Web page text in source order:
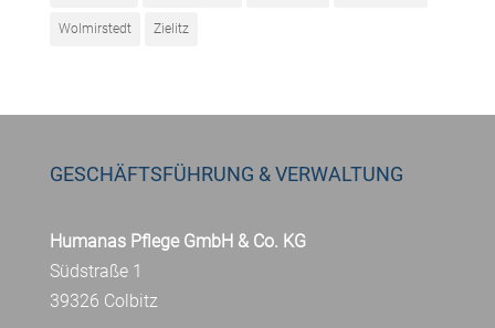
Wolmirstedt Zielitz
GESCHÄFTSFÜHRUNG & VERWALTUNG
Humanas Pflege GmbH & Co. KG
Südstraße 1
39326 Colbitz